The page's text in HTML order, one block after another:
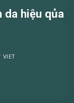
da hiệu qủa
VIET